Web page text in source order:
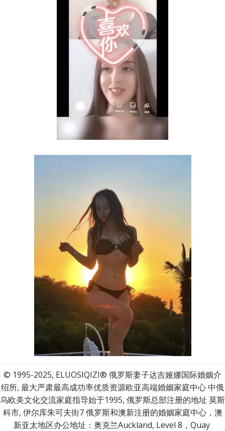
© 1995-2025, ELUOSIQIZI® 俄罗斯妻子达吉娅娜国际婚姻介
绍所, 最大严肃最高成功率优质资源欧亚高端婚姻家庭中心 中俄
乌欧美文化交流家庭指导始于1995, 俄罗斯总部注册的地址 莫斯
科市, 伊尔库朱可夫街7 俄罗斯和澳新注册的婚姻家庭中心，澳
新亚太地区办公地址：奥克兰Auckland, Level 8，Quay